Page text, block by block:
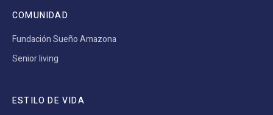
COMUNIDAD
Fundación Sueño Amazona
Senior living
ESTILO DE VIDA